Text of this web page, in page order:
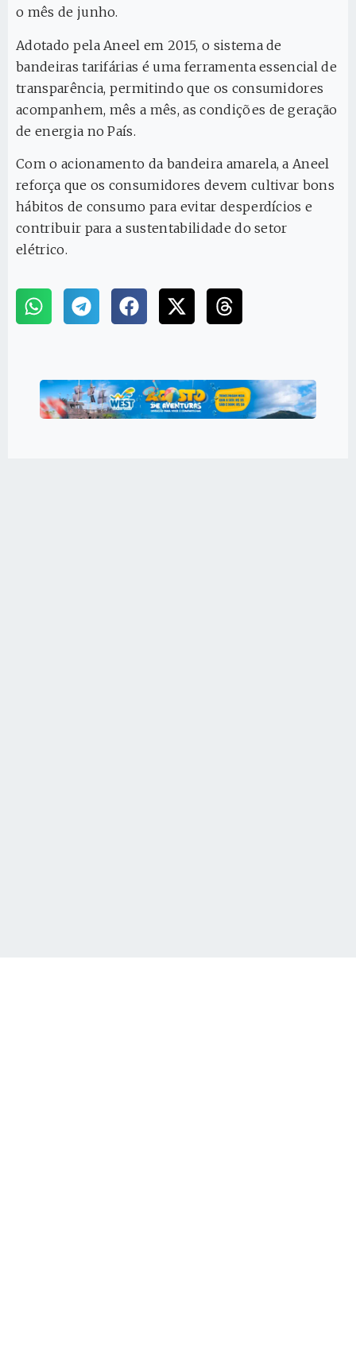
o mês de junho.
Adotado pela Aneel em 2015, o sistema de
bandeiras tarifárias é uma ferramenta essencial de
transparência, permitindo que os consumidores
acompanhem, mês a mês, as condições de geração
de energia no País.
Com o acionamento da bandeira amarela, a Aneel
reforça que os consumidores devem cultivar bons
hábitos de consumo para evitar desperdícios e
contribuir para a sustentabilidade do setor
elétrico.